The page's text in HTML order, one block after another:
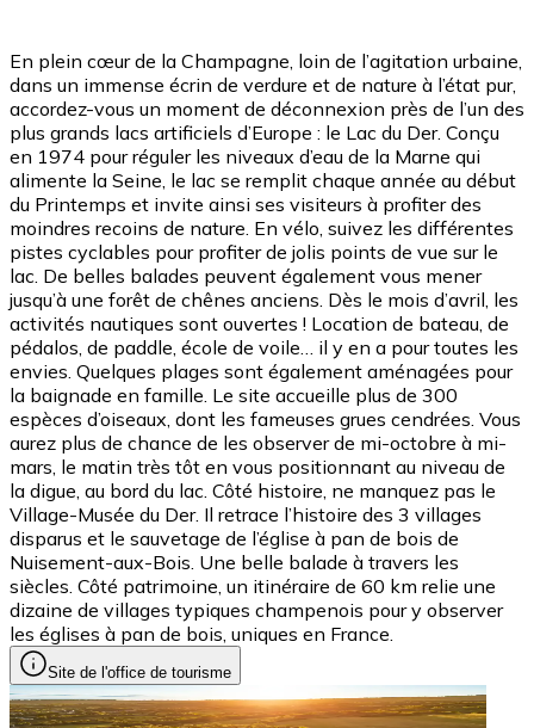
En plein cœur de la Champagne, loin de l’agitation urbaine,
dans un immense écrin de verdure et de nature à l’état pur,
accordez-vous un moment de déconnexion près de l’un des
plus grands lacs artificiels d’Europe : le Lac du Der. Conçu
en 1974 pour réguler les niveaux d’eau de la Marne qui
alimente la Seine, le lac se remplit chaque année au début
du Printemps et invite ainsi ses visiteurs à profiter des
moindres recoins de nature. En vélo, suivez les différentes
pistes cyclables pour profiter de jolis points de vue sur le
lac. De belles balades peuvent également vous mener
jusqu’à une forêt de chênes anciens. Dès le mois d’avril, les
activités nautiques sont ouvertes ! Location de bateau, de
pédalos, de paddle, école de voile… il y en a pour toutes les
envies. Quelques plages sont également aménagées pour
la baignade en famille. Le site accueille plus de 300
espèces d’oiseaux, dont les fameuses grues cendrées. Vous
aurez plus de chance de les observer de mi-octobre à mi-
mars, le matin très tôt en vous positionnant au niveau de
la digue, au bord du lac. Côté histoire, ne manquez pas le
Village-Musée du Der. Il retrace l’histoire des 3 villages
disparus et le sauvetage de l’église à pan de bois de
Nuisement-aux-Bois. Une belle balade à travers les
siècles. Côté patrimoine, un itinéraire de 60 km relie une
dizaine de villages typiques champenois pour y observer
les églises à pan de bois, uniques en France.
Site de l'office de tourisme